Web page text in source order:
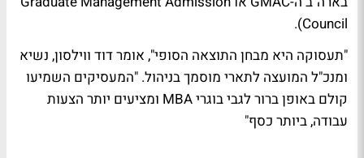
Council).
"תעסוקה היא מבחן התוצאה הסופי", אומר דוד ווילסון, נשיא
ומנכ"ל המועצה לתארי מוסמך בניהול. "המעסיקים השמיעו
קולם באופן ברור לגבי בוגרי MBA ומציעים יותר הצעות
עבודה, ביותר כסף"